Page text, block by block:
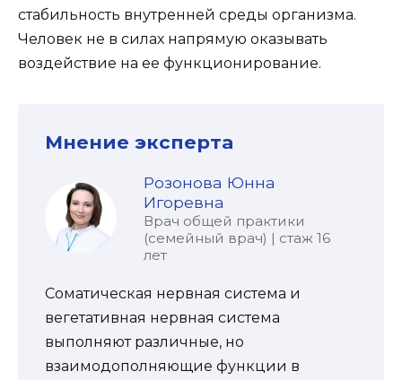
стабильность внутренней среды организма.
Человек не в силах напрямую оказывать
воздействие на ее функционирование.
Мнение эксперта
Розонова Юнна
Игоревна
Врач общей практики
(семейный врач) | стаж 16
лет
Соматическая нервная система и
вегетативная нервная система
выполняют различные, но
взаимодополняющие функции в